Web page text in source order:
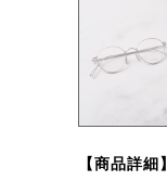
【商品詳細】